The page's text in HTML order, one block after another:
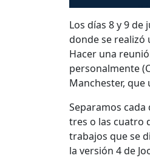
Los días 8 y 9
donde se realizó
Hacer una
personalmente(
Manchester, que
Separamos cada
tres o las cuatro
trabajos que se
la versión 4 de